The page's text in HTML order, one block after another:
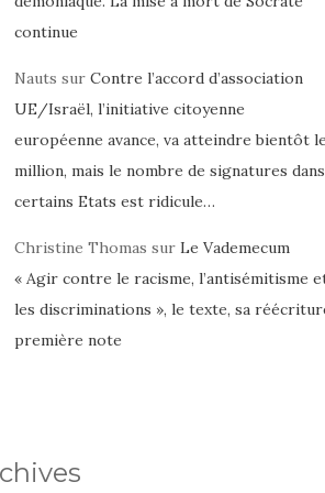
continue
Nauts sur Contre l’accord d’association
UE/Israël, l’initiative citoyenne
européenne avance, va atteindre bientôt le
million, mais le nombre de signatures dans
certains Etats est ridicule…
Christine Thomas sur Le Vademecum
« Agir contre le racisme, l’antisémitisme
les discriminations », le texte, sa
première note